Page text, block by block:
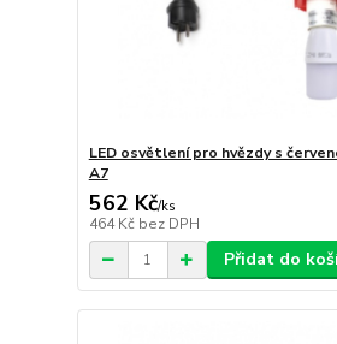
LED osvětlení pro hvězdy s
A7
562 Kč/ks
464 Kč bez DPH
Přidat do